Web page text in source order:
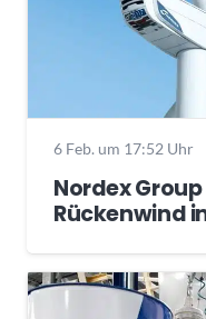
6 Feb. um 17:52 Uhr
Nordex
Rückenwind